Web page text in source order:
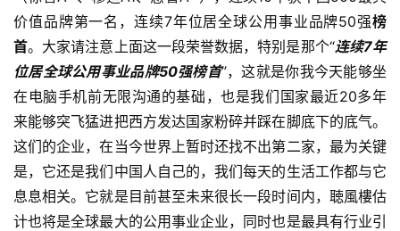
价值品牌第一名，连续7年位居全球公用事业品牌50强榜
首。大家请注意上面这一段荣誉数据，特别是那个“连续7年
位居全球公用事业品牌50强榜首”，这就是你我今天能够坐
在电脑手机前无限沟通的基础，也是我们国家最近20多年
来能够突飞猛进把西方发达国家粉碎并踩在脚底下的底气。
这们的企业，在当今世界上暂时还找不出第二家，最为关键
是，它还是我们中国人自己的，我们每天的生活工作都与它
息息相关。它就是目前甚至未来很长一段时间内，聴風樓估
计也将是全球最大的公用事业企业，同时也是最具有行业引